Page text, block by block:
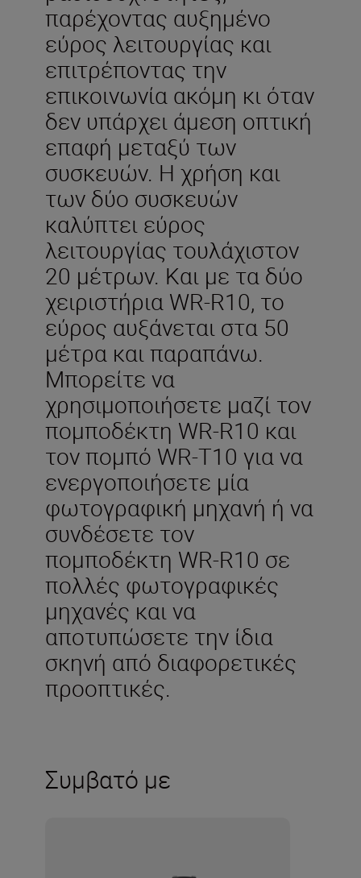
παρέχοντας αυξημένο
εύρος λειτουργίας και
επιτρέποντας την
επικοινωνία ακόμη κι όταν
δεν υπάρχει άμεση οπτική
επαφή μεταξύ των
συσκευών. Η χρήση και
των δύο συσκευών
καλύπτει εύρος
λειτουργίας τουλάχιστον
20 μέτρων. Και με τα δύο
χειριστήρια WR-R10, το
εύρος αυξάνεται στα 50
μέτρα και παραπάνω.
Μπορείτε να
χρησιμοποιήσετε μαζί τον
πομποδέκτη WR-R10 και
τον πομπό WR-T10 για να
ενεργοποιήσετε μία
φωτογραφική μηχανή ή να
συνδέσετε τον
πομποδέκτη WR-R10 σε
πολλές φωτογραφικές
μηχανές και να
αποτυπώσετε την ίδια
σκηνή από διαφορετικές
προοπτικές.
Συμβατό με